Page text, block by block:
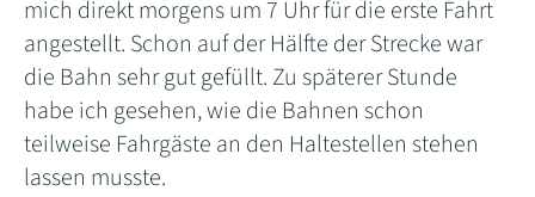
mich direkt morgens um 7 Uhr für die erste Fahrt
angestellt. Schon auf der Hälfte der Strecke war
die Bahn sehr gut gefüllt. Zu späterer Stunde
habe ich gesehen, wie die Bahnen schon
teilweise Fahrgäste an den Haltestellen stehen
lassen musste.